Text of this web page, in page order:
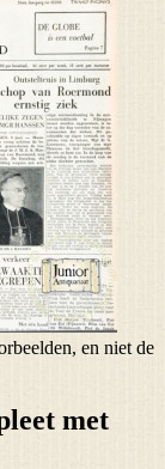
en niet de
met